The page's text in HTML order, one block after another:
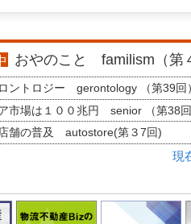
おやのこと familism（第
ントロジー gerontology （第39回
市場は１００兆円 senior （第38
舗の普及 autostore(第３7回)
現